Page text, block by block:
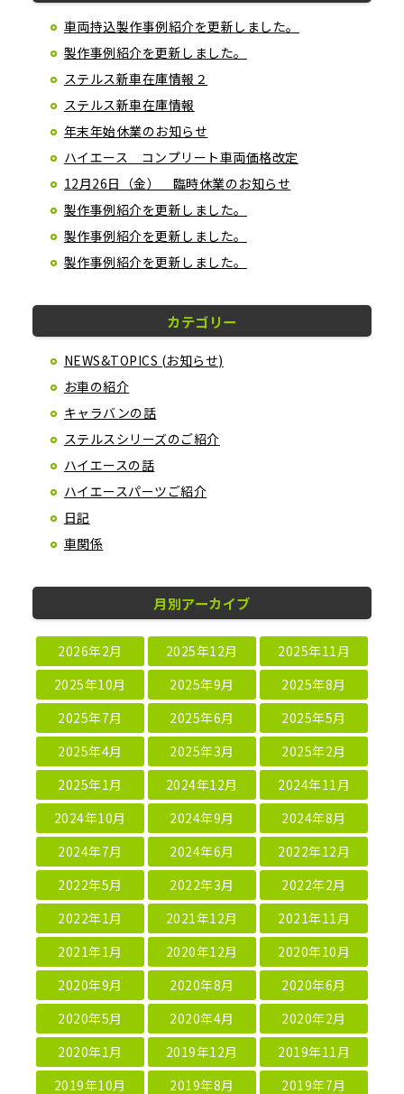
車両持込製作事例紹介を更新しました。
製作事例紹介を更新しました。
ステルス新車在庫情報２
ステルス新車在庫情報
年末年始休業のお知らせ
ハイエース コンプリート車両価格改定
12月26日（金） 臨時休業のお知らせ
製作事例紹介を更新しました。
製作事例紹介を更新しました。
製作事例紹介を更新しました。
カテゴリー
NEWS&TOPICS (お知らせ)
お車の紹介
キャラバンの話
ステルスシリーズのご紹介
ハイエースの話
ハイエースパーツご紹介
日記
車関係
月別アーカイブ
2026年2月 2025年12月
2025年11月
2025年10月
2025年9月
2025年8月
2025年7月
2025年6月
2025年5月
2025年4月
2025年3月
2025年2月
2025年1月
2024年12月
2024年11月
2024年10月
2024年9月
2024年8月
2024年7月
2024年6月
2022年12月
2022年5月
2022年3月
2022年2月
2022年1月
2021年12月
2021年11月
2021年1月
2020年12月
2020年10月
2020年9月
2020年8月
2020年6月
2020年5月
2020年4月
2020年2月
2020年1月
2019年12月
2019年11月
2019年10月
2019年8月
2019年7月